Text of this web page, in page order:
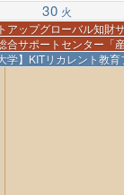
30 火
アップグローバル知財
合サポートセンター「
学】KITリカレント教